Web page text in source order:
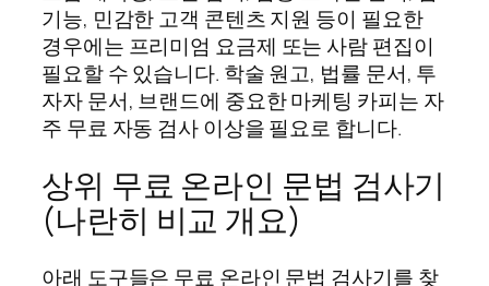
기능, 민감한 고객 콘텐츠 지원 등이 필요한
경우에는 프리미엄 요금제 또는 사람 편집이
필요할 수 있습니다. 학술 원고, 법률 문서, 투
자자 문서, 브랜드에 중요한 마케팅 카피는 자
주 무료 자동 검사 이상을 필요로 합니다.
상위 무료 온라인 문법 검사기
(나란히 비교 개요)
아래 도구들은 무료 온라인 문법 검사기를 찾